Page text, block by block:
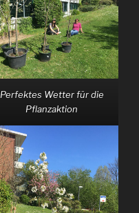
Perfektes Wetter für die
Pflanzaktion